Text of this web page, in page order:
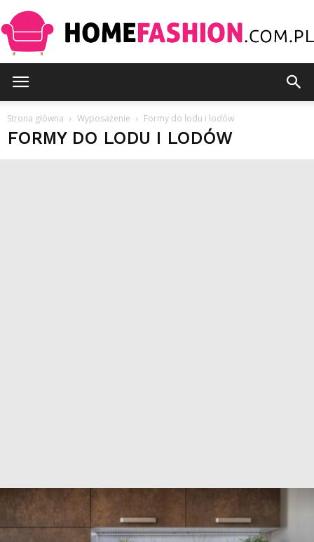
Strona główna Wyposażenie Formy do lodu i lodów
FORMY DO LODU I LODÓW